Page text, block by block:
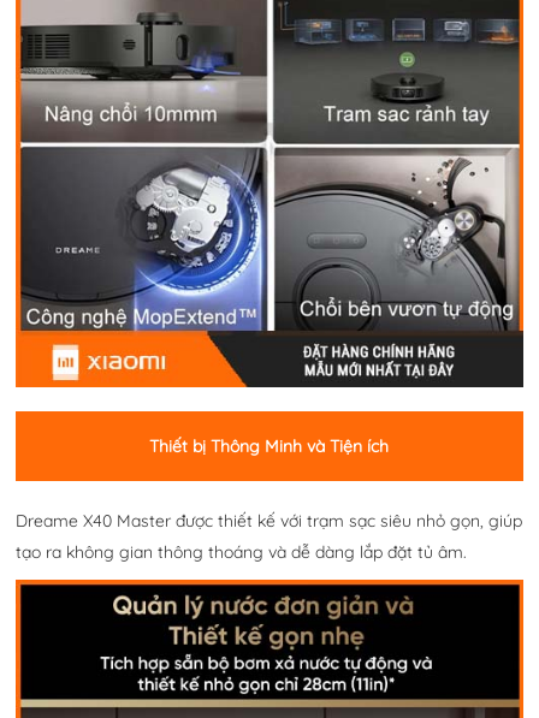
Thiết bị Thông Minh và Tiện ích
Dreame X40 Master được thiết kế với trạm sạc siêu nhỏ gọn, giúp
tạo ra không gian thông thoáng và dễ dàng lắp đặt tủ âm.